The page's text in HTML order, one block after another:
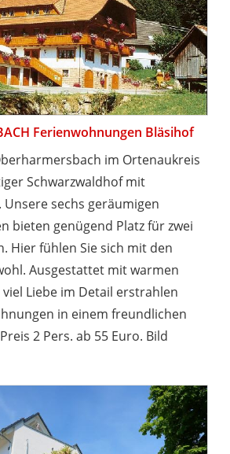
Ferienwohnungen Bläsihof
im Ortenaukreis
Schwarzwaldhof mit
sechs geräumigen
bieten genügend Platz für zwei
Hier fühlen Sie sich mit den
Ausgestattet mit warmen
Liebe im Detail erstrahlen
in einem freundlichen
2 Pers. ab 55 Euro. Bild